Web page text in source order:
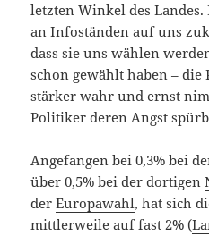
letzten Winkel des
an Infoständen auf uns
dass sie uns wählen
schon gewählt haben – die
stärker wahr und ernst
Politiker deren Angst
Angefangen bei 0,3% bei
über 0,5% bei der dortigen
derEuropawahl, hat sich
mittlerweile auf fast 2% (